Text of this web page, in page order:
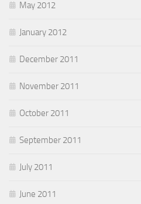
May 2012
January 2012
December 2011
November 2011
October 2011
September 2011
July 2011
June 2011